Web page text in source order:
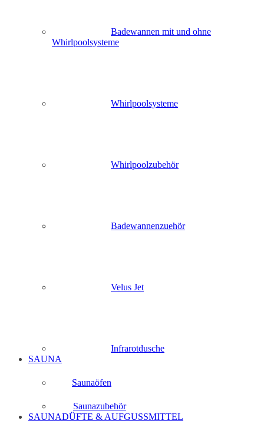
Badewannen mit und ohne
Whirlpoolsysteme
Whirlpoolsysteme
Whirlpoolzubehör
Badewannenzuehör
Velus Jet
Infrarotdusche
SAUNA
Saunaöfen
Saunazubehör
SAUNADÜFTE & AUFGUSSMITTEL